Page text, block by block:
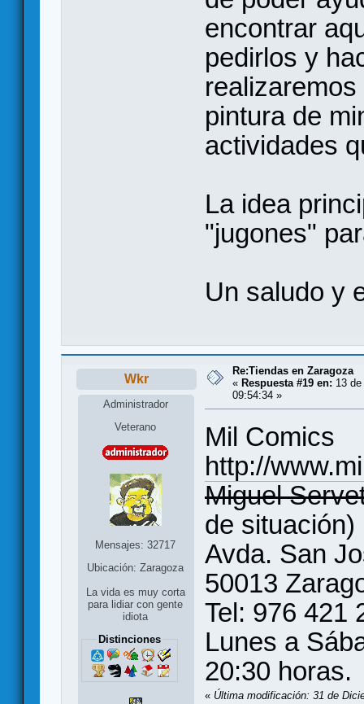
encontrar
pedirlos y
pintura de
actividades
La idea
"jugones"
Un saludo y
Wkr
Administrador
Veterano
Mensajes: 32717
Ubicación: Zaragoza
La vida es muy corta
para lidiar con gente
idiota
Distinciones
Re:Tiendas en Zaragoza
« Respuesta #19 en: 13
09:54:34 »
Mil Comics
http://
Miguel
de situación)
Avda. San
50013
Tel: 976 421
Lunes a
20:30 horas.
« Última modificación: 31 de